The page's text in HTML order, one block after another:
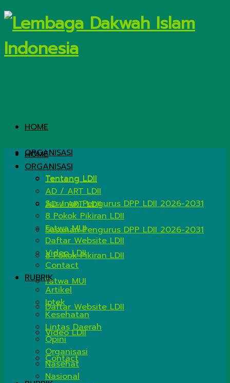
HOME
ORGANISASI
Tentang LDII
AD / ART LDII
Susunan Pengurus DPP LDII 2026-2031
8 Pokok Pikiran LDII
Fatwa MUI
Daftar Website LDII
Video LDII
Contact
HOME
ORGANISASI
Tentang LDII
AD / ART LDII
Susunan Pengurus DPP LDII 2026-2031
8 Pokok Pikiran LDII
Fatwa MUI
Daftar Website LDII
Video LDII
Contact
RUBRIK
Artikel
Iptek
Kesehatan
Lintas Daerah
Opini
Organisasi
Nasehat
Nasional